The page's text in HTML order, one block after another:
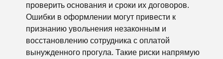
проверить основания и сроки их договоров.
Ошибки в оформлении могут привести к
признанию увольнения незаконным и
восстановлению сотрудника с оплатой
вынужденного прогула. Такие риски напрямую